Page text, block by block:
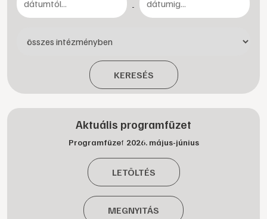
-
KERESÉS
Aktuális programfüzet
Programfüzet 2026. május-június
LETÖLTÉS
MEGNYITÁS